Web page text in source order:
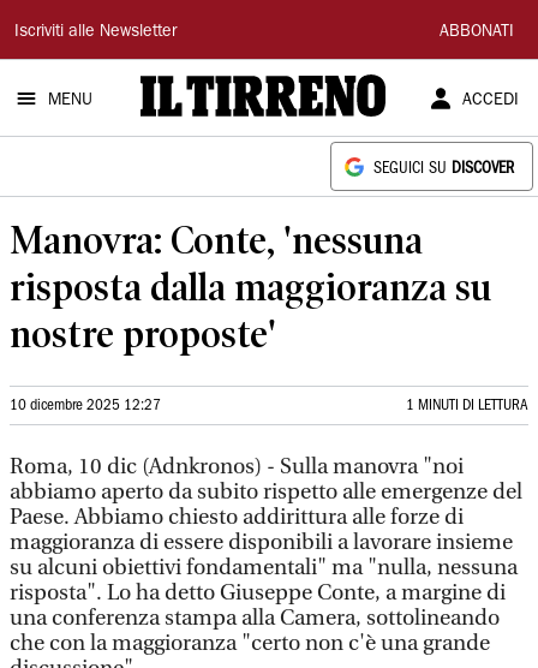
Il
Tirreno
Iscriviti alle Newsletter ABBONATI
MENU ACCEDI
SEGUICI SU DISCOVER
Manovra: Conte, 'nessuna
risposta dalla maggioranza su
nostre proposte'
10 dicembre 2025 12:27 1 MINUTI DI LETTURA
Roma, 10 dic (Adnkronos) - Sulla manovra "noi
abbiamo aperto da subito rispetto alle emergenze del
Paese. Abbiamo chiesto addirittura alle forze di
maggioranza di essere disponibili a lavorare insieme
su alcuni obiettivi fondamentali" ma "nulla, nessuna
risposta". Lo ha detto Giuseppe Conte, a margine di
una conferenza stampa alla Camera, sottolineando
che con la maggioranza "certo non c'è una grande